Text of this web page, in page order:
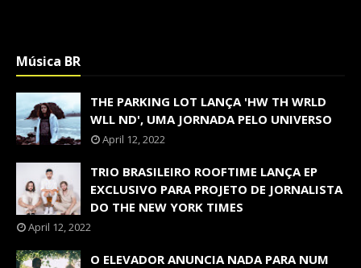
Música BR
THE PARKING LOT LANÇA 'HW TH WRLD
WLL ND', UMA JORNADA PELO UNIVERSO
April 12, 2022
TRIO BRASILEIRO ROOFTIME LANÇA EP
EXCLUSIVO PARA PROJETO DE JORNALISTA
DO THE NEW YORK TIMES
April 12, 2022
O ELEVADOR ANUNCIA NADA PARA NUM